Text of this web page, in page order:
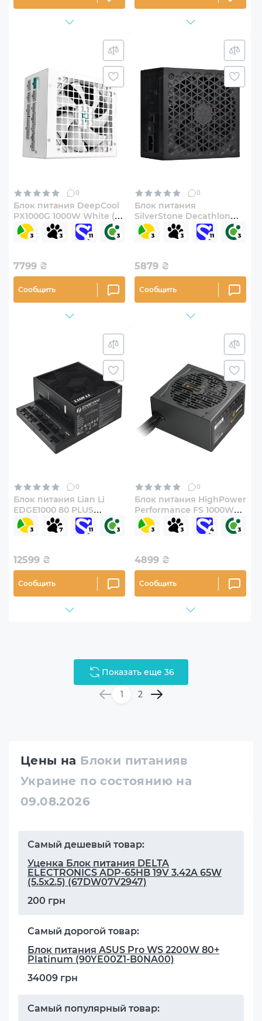
0
Блок питания DeepCool
PX1000G 1000W White (R-
PXA00G-FC0W-EU)
7799 ₴
Сообщить
0
Блок питания
SilverStone Decathlon
Cybenetics 1000W Gold
(SST-DA1000R-GM)
5879 ₴
Сообщить
0
Блок питания Lian Li
EDGE1000 80 PLUS
Platinum Black
(G9P.EG1000.BE00.EU)
12599 ₴
Сообщить
0
Блок питания HighPower
Performance FS 1000W
80+ Gold (HP1-S21000GD-
F12S)
4899 ₴
Сообщить
Показать еще 36
1 2
Цены на Блоки питанияв
Украине по состоянию на
09.08.2026
Самый дешевый товар:
Уценка Блок питания DELTA
ELECTRONICS ADP-65HB 19V 3.42A 65W
(5.5x2.5) (67DW07V2947)
200 грн
Самый дорогой товар:
Блок питания ASUS Pro WS 2200W 80+
Platinum (90YE00Z1-B0NA00)
34009 грн
Самый популярный товар: